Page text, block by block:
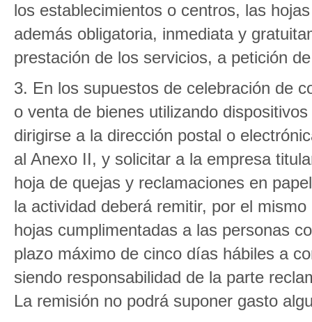
los establecimientos o centros, las
además obligatoria, inmediata y
prestación de los servicios, a petición
3. En los supuestos de celebración de
o venta de bienes utilizando
dirigirse a la dirección postal o
al Anexo II, y solicitar a la empresa
hoja de quejas y reclamaciones en
la actividad deberá remitir, por el
hojas cumplimentadas a las personas
plazo máximo de cinco días hábiles a
siendo responsabilidad de la parte
La remisión no podrá suponer gasto